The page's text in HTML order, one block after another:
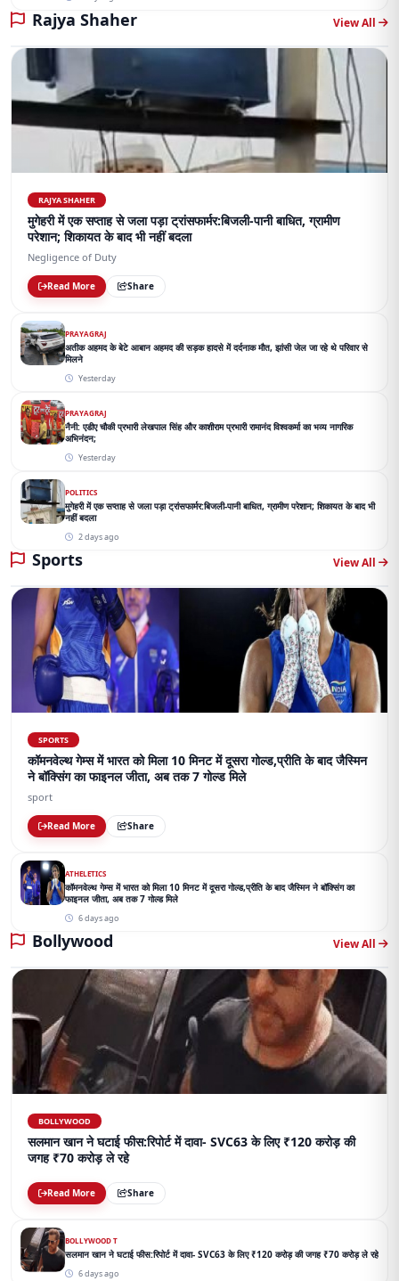
Rajya Shaher View All
RAJYA SHAHER
मुगेहरी में एक सप्ताह से जला पड़ा ट्रांसफार्मर:बिजली-पानी बाधित, ग्रामीण
परेशान; शिकायत के बाद भी नहीं बदला
Negligence of Duty
Read More Share
PRAYAGRAJ
अतीक अहमद के बेटे आबान अहमद की सड़क हादसे में दर्दनाक मौत, झांसी जेल जा रहे थे परिवार से
मिलने
Yesterday
PRAYAGRAJ
नैनी: एडीए चौकी प्रभारी लेखपाल सिंह और काशीराम प्रभारी रामानंद विश्वकर्मा का भव्य नागरिक
अभिनंदन;
Yesterday
POLITICS
मुगेहरी में एक सप्ताह से जला पड़ा ट्रांसफार्मर:बिजली-पानी बाधित, ग्रामीण परेशान; शिकायत के बाद भी
नहीं बदला
2 days ago
Sports View All
SPORTS
कॉमनवेल्थ गेम्स में भारत को मिला 10 मिनट में दूसरा गोल्ड,प्रीति के बाद जैस्मिन
ने बॉक्सिंग का फाइनल जीता, अब तक 7 गोल्ड मिले
sport
Read More Share
ATHELETICS
कॉमनवेल्थ गेम्स में भारत को मिला 10 मिनट में दूसरा गोल्ड,प्रीति के बाद जैस्मिन ने बॉक्सिंग का
फाइनल जीता, अब तक 7 गोल्ड मिले
6 days ago
Bollywood View All
BOLLYWOOD
सलमान खान ने घटाई फीस:रिपोर्ट में दावा- SVC63 के लिए ₹120 करोड़ की
जगह ₹70 करोड़ ले रहे
Read More Share
BOLLYWOOD T
सलमान खान ने घटाई फीस:रिपोर्ट में दावा- SVC63 के लिए ₹120 करोड़ की जगह ₹70 करोड़ ले रहे
6 days ago